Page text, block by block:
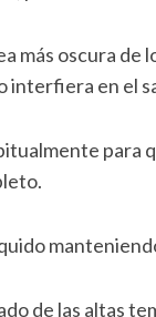
más oscura
interfiera en el
para
de las altas